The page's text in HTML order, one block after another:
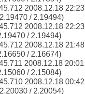
2008.12.18
/ 2.19494)
2008.12.18
/ 2.19494)
2008.12.18
/ 2.16674)
2008.12.18
/ 2.15084)
2008.12.18
/ 2.20054)